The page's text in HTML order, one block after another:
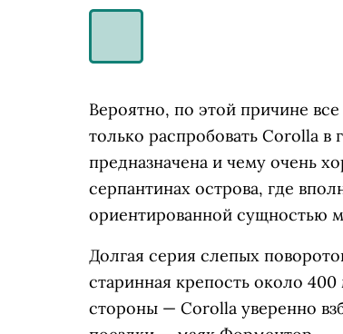
Вероятно, по этой причине
только распробовать Corolla в
предназначена и чему очень
серпантинах острова, где
ориентированной сущностью
Долгая серия слепых
старинная крепость около
стороны — Corolla уверенно